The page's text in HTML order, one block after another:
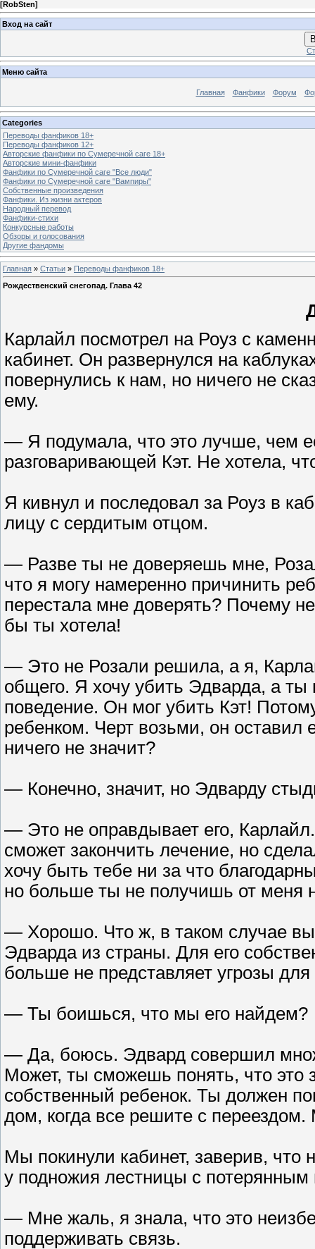
[RobSten]
Вход на сайт
Меню сайта
Главная Фанфики Форум
Categories
Переводы фанфиков 18+
Переводы фанфиков 12+
Авторские фанфики по Сумеречной саге 18+
Авторские мини-фанфики
Фанфики по Сумеречной саге "Все люди"
Фанфики по Сумеречной саге "Вампиры"
Собственные произведения
Фанфики. Из жизни актеров
Народный перевод
Фанфики-стихи
Конкурсные работы
Обзоры и голосования
Другие фандомы
Главная » Статьи » Переводы фанфиков 18+
Рождественский снегопад. Глава 42
Карлайл посмотрел на Роуз с
кабинет. Он развернулся на
повернулись к нам, но ничего не
ему.
— Я подумала, что это лучше, чем
разговаривающей Кэт. Не хотела,
Я кивнул и последовал за Роуз в
лицу с сердитым отцом.
— Разве ты не доверяешь мне,
что я могу намеренно причинить
перестала мне доверять? Почему
бы ты хотела!
— Это не Розали решила, а я,
общего. Я хочу убить Эдварда, а
поведение. Он мог убить Кэт!
ребенком. Черт возьми, он оставил
ничего не значит?
— Конечно, значит, но Эдварду
— Это не оправдывает его,
сможет закончить лечение, но
хочу быть тебе ни за что
но больше ты не получишь от меня
— Хорошо. Что ж, в таком случае
Эдварда из страны. Для его
больше не представляет угрозы
— Ты боишься, что мы его найдем?
— Да, боюсь. Эдвард совершил
Может, ты сможешь понять, что это
собственный ребенок. Ты должен
дом, когда все решите с
Мы покинули кабинет, заверив, что
у подножия лестницы с
— Мне жаль, я знала, что это
поддерживать связь.